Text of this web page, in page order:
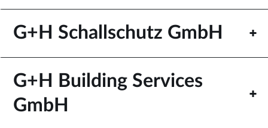
G+H Schallschutz GmbH
G+H Building Services
GmbH